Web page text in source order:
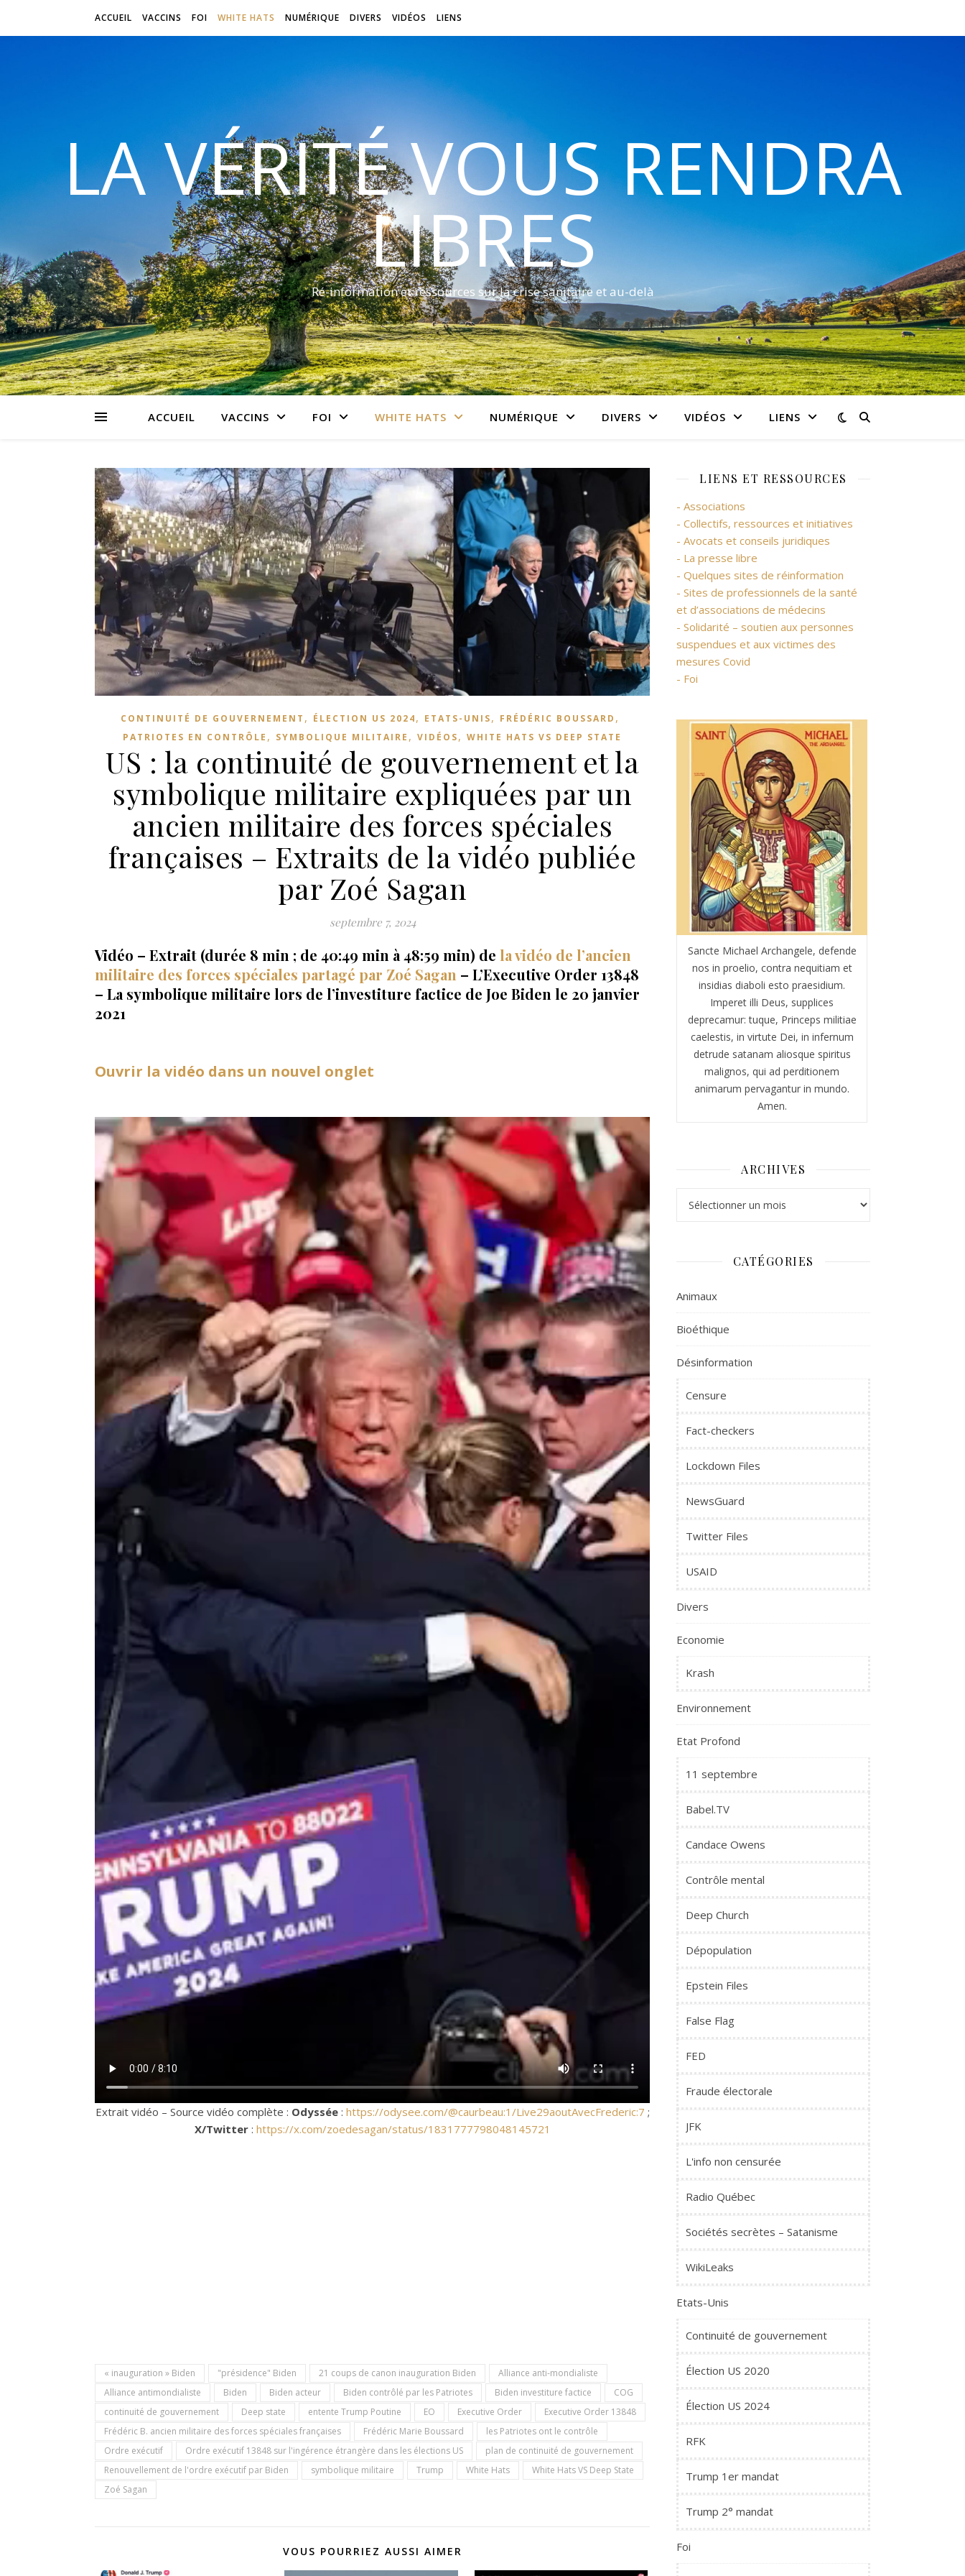
ACCUEIL VACCINS FOI WHITE HATS NUMÉRIQUE DIVERS VIDÉOS LIENS
LA VÉRITÉ VOUS RENDRA
LIBRES
Ré-information et ressources sur la crise sanitaire et au-delà
ACCUEIL VACCINS FOI WHITE HATS NUMÉRIQUE DIVERS VIDÉOS LIENS
CONTINUITÉ DE GOUVERNEMENT , ÉLECTION US 2024, ETATS-UNIS, FRÉDÉRIC BOUSSARD ,
PATRIOTES EN CONTRÔLE , SYMBOLIQUE MILITAIRE , VIDÉOS, WHITE HATS VS DEEP STATE
US : la continuité de gouvernement et la
symbolique militaire expliquées par un
ancien militaire des forces spéciales
françaises – Extraits de la vidéo publiée
par Zoé Sagan
septembre 7, 2024
Vidéo – Extrait (durée 8 min ; de 40:49 min à 48:59 min) de la vidéo de l’ancien
militaire des forces spéciales partagé par Zoé Sagan – L’Executive Order 13848
– La symbolique militaire lors de l’investiture factice de Joe Biden le 20 janvier
2021
Ouvrir la vidéo dans un nouvel onglet
Extrait vidéo – Source vidéo complète : Odyssée: https://odysee.com/@caurbeau:1/Live29aoutAvecFrederic:7 ;
X/Twitter: https://x.com/zoedesagan/status/1831777798048145721
« inauguration » Biden "présidence" Biden 21 coups de canon inauguration Biden
Alliance anti-mondialiste
Alliance antimondialiste
Biden Biden acteur Biden contrôlé par les Patriotes Biden investiture factice
COG
continuité de gouvernement
Deep state entente Trump Poutine EO Executive Order
Executive Order 13848
Frédéric B. ancien militaire des forces spéciales françaises
Frédéric Marie Boussard
les Patriotes ont le contrôle
Ordre exécutif
Ordre exécutif 13848 sur l'ingérence étrangère dans les élections US
plan de continuité de gouvernement
Renouvellement de l'ordre exécutif par Biden
symbolique militaire Trump White Hats
White Hats VS Deep State
Zoé Sagan
VOUS POURRIEZ AUSSI AIMER
LIENS ET RESSOURCES
- Associations
- Collectifs, ressources et initiatives
- Avocats et conseils juridiques
- La presse libre
- Quelques sites de réinformation
- Sites de professionnels de la santé
et d’associations de médecins
- Solidarité – soutien aux personnes
suspendues et aux victimes des
mesures Covid
- Foi
Sancte Michael Archangele, defende
nos in proelio, contra nequitiam et
insidias diaboli esto praesidium.
Imperet illi Deus, supplices
deprecamur: tuque, Princeps militiae
caelestis, in virtute Dei, in infernum
detrude satanam aliosque spiritus
malignos, qui ad perditionem
animarum pervagantur in mundo.
Amen.
ARCHIVES
CATÉGORIES
Animaux
Bioéthique
Désinformation
Censure
Fact-checkers
Lockdown Files
NewsGuard
Twitter Files
USAID
Divers
Economie
Krash
Environnement
Etat Profond
11 septembre
Babel.TV
Candace Owens
Contrôle mental
Deep Church
Dépopulation
Epstein Files
False Flag
FED
Fraude électorale
JFK
L'info non censurée
Radio Québec
Sociétés secrètes – Satanisme
WikiLeaks
Etats-Unis
Continuité de gouvernement
Élection US 2020
Élection US 2024
RFK
Trump 1er mandat
Trump 2° mandat
Foi